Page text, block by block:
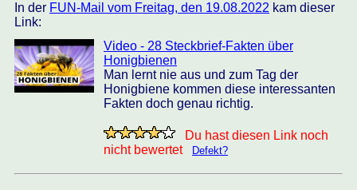
In der FUN-Mail vom Freitag, den 19.08.2022 kam dieser
Link:
Video - 28 Steckbrief-Fakten über
Honigbienen
Man lernt nie aus und zum Tag der
Honigbiene kommen diese interessanten
Fakten doch genau richtig.
Du hast diesen Link noch
nicht bewertet
Defekt?